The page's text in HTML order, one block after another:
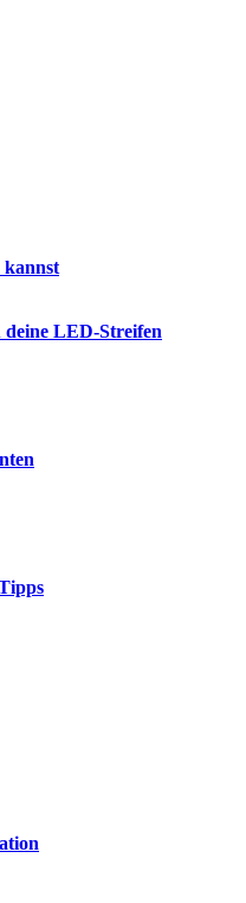
kannst
LED-Streifen